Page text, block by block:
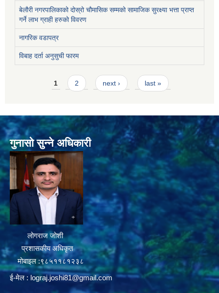
बेलौरी नगरपालिकाको दोस्रो चौमासिक सम्मको सामाजिक सुरक्ष्या भत्ता प्राप्त
गर्ने लाभ ग्राही हरुको विवरण
नागरिक वडापत्र
विबाह दर्ता अनुसुची फारम
Pages1 2 next › last »
गुनासो सुन्ने अधिकारी
लोगराज जोशी
प्रशासकीय अधिकृत
मोबाइल :९८५११८१२३८
ई-मेल : lograj.joshi81@gmail.com